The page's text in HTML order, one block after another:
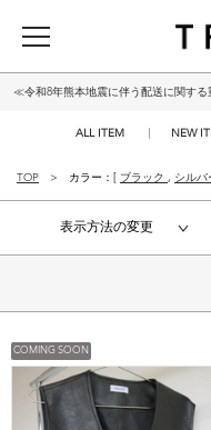
≪令和8年熊本地震に伴う配送に関す
ALL ITEM NEW
TOP カラー：[ ブラック , シルバ
表示方法の変更
COMING SOON